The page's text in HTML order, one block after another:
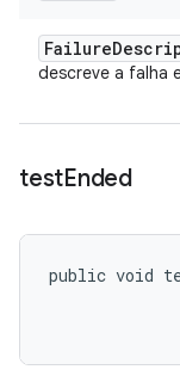
Failure
descreve a falha
testEnded
public void